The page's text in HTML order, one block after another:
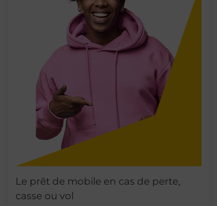
Le prêt de mobile en cas de perte,
casse ou vol